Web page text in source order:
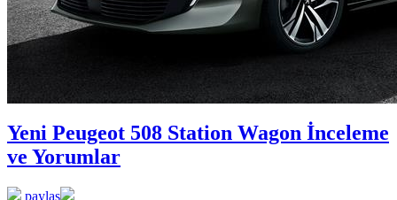
Yeni Peugeot 508 Station Wagon İnceleme
ve Yorumlar
paylaş